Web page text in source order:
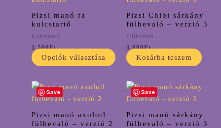
Pizsi manó fa
kulcstartó
Kulcstartó
1 500Ft
Opciók választása
több
variációja
van.
A
termékoldalon
Pizsi Chibi sárkány
fülbevaló – verzió 3
Fülbevaló
3 000Ft
Kosárba teszem
Save
Pizsi manó axolotl
fülbevaló – verzió 2
Save
Pizsi manó sárkány
fülbevaló – verzió 3